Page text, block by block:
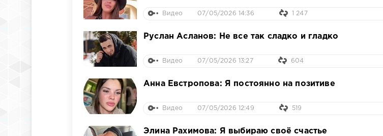
Видео 07/05/2026 14:36 1 247
Руслан Асланов: Не все так сладко и гладко
Видео 07/05/2026 13:27 604
Анна Евстропова: Я постоянно на позитиве
Видео 07/05/2026 12:49 519
Элина Рахимова: Я выбираю своё счастье